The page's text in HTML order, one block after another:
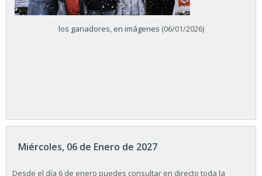
los ganadores, en imágenes (06/01/2026)
Miércoles, 06 de Enero de 2027
Desde el día 6 de enero puedes consultar en directo toda la